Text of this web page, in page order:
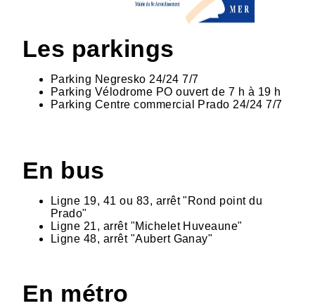
Les parkings
Parking Negresko 24/24 7/7
Parking Vélodrome PO ouvert de 7 h à 19 h
Parking Centre commercial Prado 24/24 7/7
En bus
Ligne 19, 41 ou 83, arrêt "Rond point du
Prado"
Ligne 21, arrêt "Michelet Huveaune"
Ligne 48, arrêt "Aubert Ganay"
En métro